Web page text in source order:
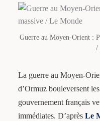
Guerre au Moyen-Orient :
/
La guerre au Moyen-
d’Ormuz bouleversent
gouvernement français
immédiates. D’après Le